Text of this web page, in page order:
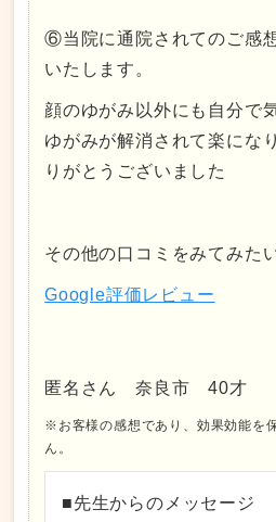
⑥当院に通院されてのご感
いたします。
顔のゆがみ以外にも自分で
ゆがみが解消されて楽にな
りがとうございました
その他の口コミをみてみた
Google評価レビュー
匿名さん 奈良市 40才
※お客様の感想であり、効果効能を
ん。
■先生からのメッセージ